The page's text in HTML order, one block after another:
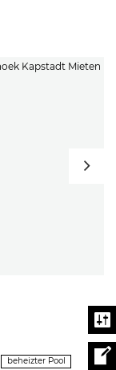
beheizter Pool